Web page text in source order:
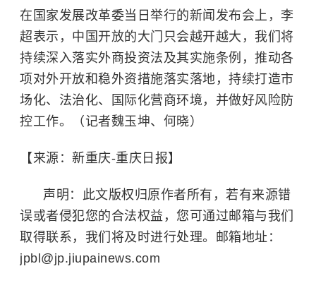
在国家发展改革委当日举行的新闻发布会上，李
超表示，中国开放的大门只会越开越大，我们将
持续深入落实外商投资法及其实施条例，推动各
项对外开放和稳外资措施落实落地，持续打造市
场化、法治化、国际化营商环境，并做好风险防
控工作。（记者魏玉坤、何晓）
【来源：新重庆-重庆日报】
声明：此文版权归原作者所有，若有来源错
误或者侵犯您的合法权益，您可通过邮箱与我们
取得联系，我们将及时进行处理。邮箱地址：
jpbl@jp.jiupainews.com